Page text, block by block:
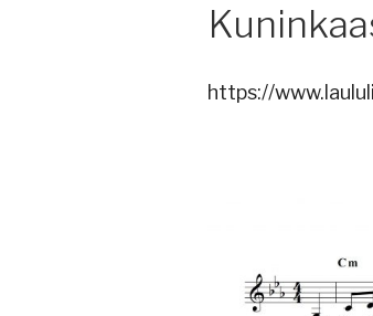
https://